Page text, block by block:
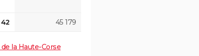
42 45 179
la Haute-Corse